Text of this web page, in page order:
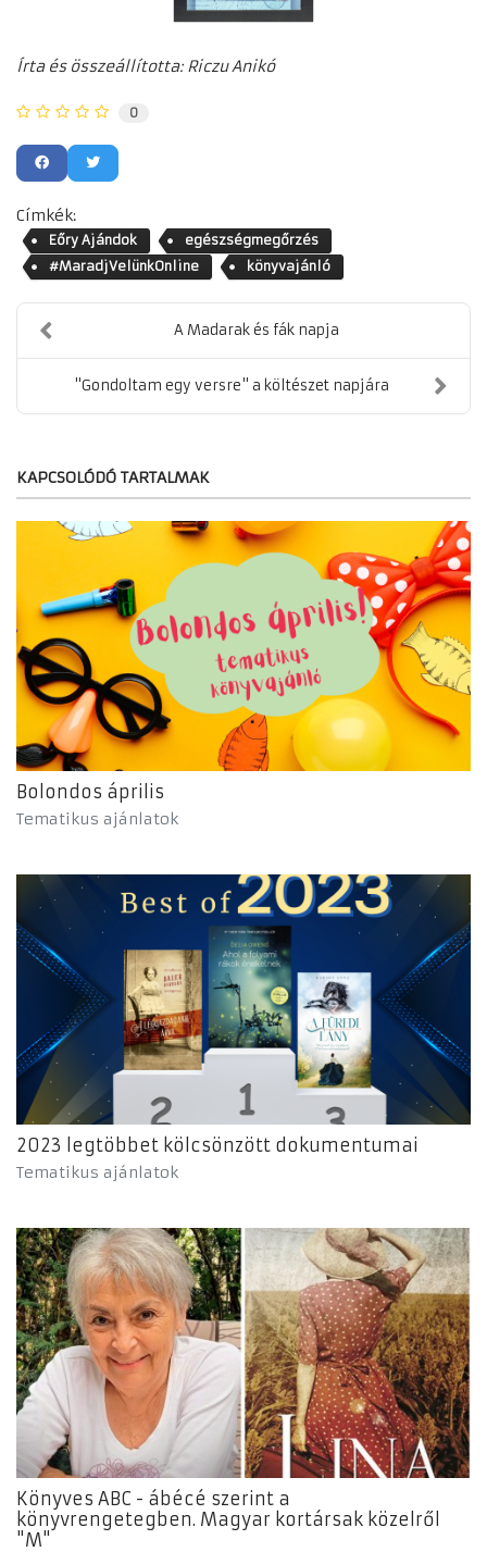
Írta és összeállította: Riczu Anikó
0
Címkék:
Eőry Ajándok
egészségmegőrzés
#MaradjVelünkOnline
könyvajánló
A Madarak és fák napja
"Gondoltam egy versre" a költészet napjára
KAPCSOLÓDÓ TARTALMAK
Bolondos április
Tematikus ajánlatok
2023 legtöbbet kölcsönzött dokumentumai
Tematikus ajánlatok
Könyves ABC - ábécé szerint a
könyvrengetegben. Magyar kortársak közelről
"M"